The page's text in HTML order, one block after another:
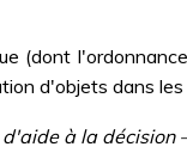
(dont
d'objets dans les
à la